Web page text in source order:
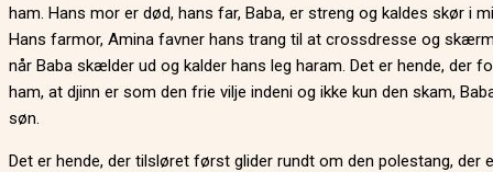
ham. Hans mor er død, hans far, Baba, er streng og kaldes skør i
Hans farmor, Amina favner hans trang til at crossdresse og
når Baba skælder ud og kalder hans leg haram. Det er hende, der
ham, at djinn er som den frie vilje indeni og ikke kun den skam,
søn.
Det er hende, der tilsløret først glider rundt om den polestang, der